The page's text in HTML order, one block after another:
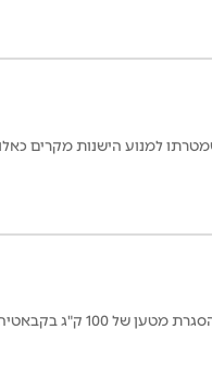
למנוע הישנות מקרים כאלו
על ידי לוחמי צה"ל